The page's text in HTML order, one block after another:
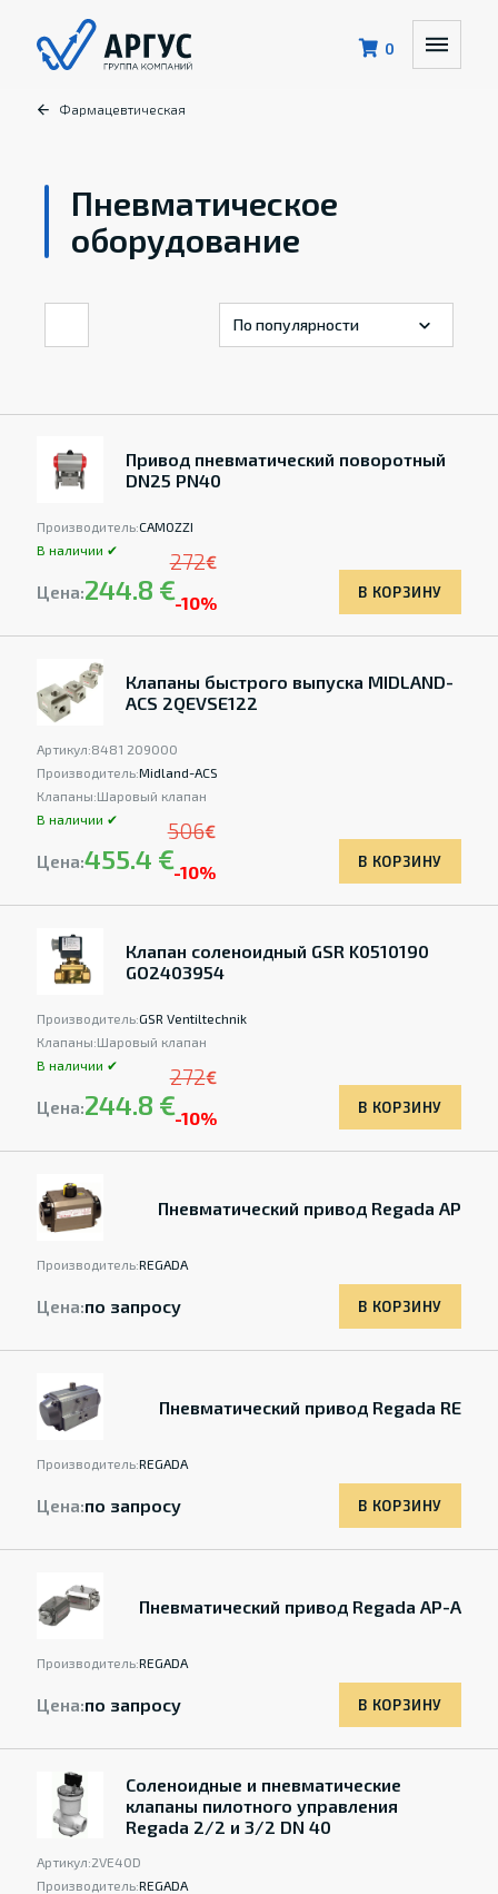
0
Фармацевтическая
Пневматическое
оборудование
Привод пневматический поворотный
DN25 PN40
Производитель:CAMOZZI
В наличии ✔
Цена:244.8 €
272€
-10%
В КОРЗИНУ
Клапаны быстрого выпуска MIDLAND-
ACS 2QEVSE122
Артикул:8481 209000
Производитель:Midland-ACS
Клапаны:Шаровый клапан
В наличии ✔
Цена:455.4 €
506€
-10%
В КОРЗИНУ
Клапан соленоидный GSR K0510190
GO2403954
Производитель:GSR Ventiltechnik
Клапаны:Шаровый клапан
В наличии ✔
Цена:244.8 €
272€
-10%
В КОРЗИНУ
Пневматический привод Regada AP
Производитель:REGADA
Цена:по запросу В КОРЗИНУ
Пневматический привод Regada RE
Производитель:REGADA
Цена:по запросу В КОРЗИНУ
Пневматический привод Regada AP-A
Производитель:REGADA
Цена:по запросу В КОРЗИНУ
Соленоидные и пневматические
клапаны пилотного управления
Regada 2/2 и 3/2 DN 40
Артикул:2VE40D
Производитель:REGADA